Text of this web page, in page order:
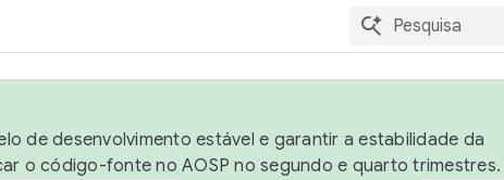
de desenvolvimento estável e garantir a estabilidade da
o código-fonte no AOSP no segundo e quarto trimestres.